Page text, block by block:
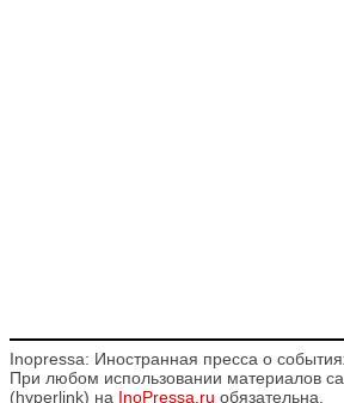
Inopressa: Иностранная пресса о
При любом использовании материалов
(hyperlink) на InoPressa.ru обязательна.